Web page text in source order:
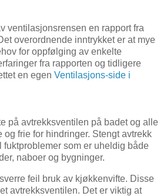
ventilasjonsrensen en rapport fra
overordnende inntrykket er at mye
for oppfølging av enkelte
fra rapporten og tidligere
en egen Ventilasjons-side i
på avtrekksventilen på badet og alle
frie for hindringer. Stengt avtrekk
fuktproblemer som er uheldig både
naboer og bygninger.
feil bruk av kjøkkenvifte. Disse
avtrekksventilen. Det er viktig at